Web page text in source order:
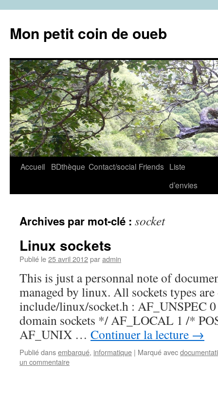
contenu
Mon petit coin de oueb
Accueil BDthèque Contact/social Friends Liste
d’envies
Archives par mot-clé : socket
Linux sockets
Publié le25 avril 2012paradmin
This is just a personnal note of
managed by linux. All sockets types
include/linux/socket.h : AF_UNSPEC
domain sockets */ AF_LOCAL 1 /*
AF_UNIX … Continuer la lecture →
Publié dansembarqué, informatique | Marqué avec
un commentaire